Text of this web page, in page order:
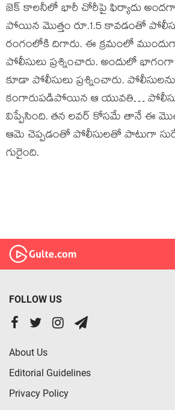
జెక్ కాలనీలో భారీ చోరీపై ఫిర్యాదు
పోయిన మొత్తం రూ.1.5 కావడంతో
రంగంలోకి దిగారు. ఈ క్రమంలో
పోలీసులు ప్రశ్నించారు. అందులో
కూడా పోలీసులు ప్రశ్నించారు.
కంగారుపడిపోయిన ఆ యువతి…
విప్పేసింది. తన లవర్ కోసమే తానే ఈ
ఆమె చెప్పడంతో పోలీసులతో పాటుగా
గురైంది.
FOLLOW US
About Us
Editorial Guidelines
Privacy Policy